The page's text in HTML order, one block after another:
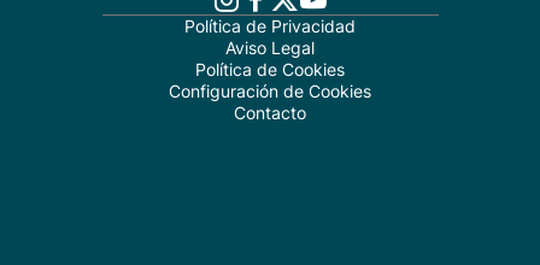
Política de Privacidad
Aviso Legal
Política de Cookies
Configuración de Cookies
Contacto